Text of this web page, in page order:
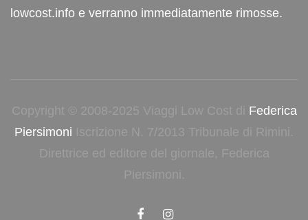
lowcost.info e verranno immediatamente rimosse.
Copyright © 2008-2025 Viaggi Low Cost di Federica
Piersimoni Iscrizione N. 7/2013 Tribunale di Rimini.
Direttrice ed editore del giornale, Federica
Piersimoni.